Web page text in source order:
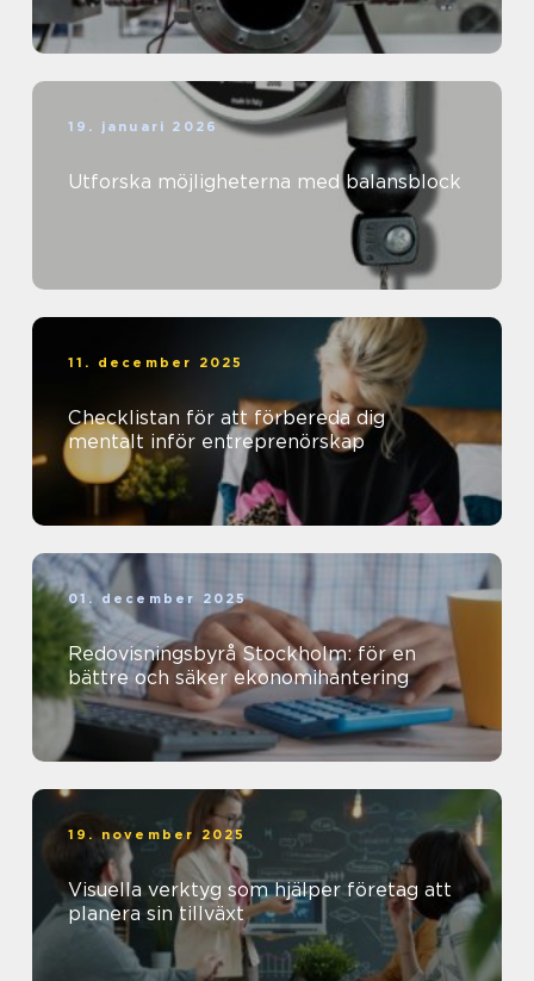
19. januari 2026
Utforska möjligheterna med balansblock
11. december 2025
Checklistan för att förbereda dig
mentalt inför entreprenörskap
01. december 2025
Redovisningsbyrå Stockholm: för en
bättre och säker ekonomihantering
19. november 2025
Visuella verktyg som hjälper företag att
planera sin tillväxt